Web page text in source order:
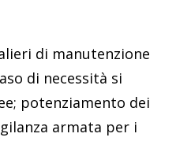
di manutenzione
di necessità si
potenziamento dei
armata per i